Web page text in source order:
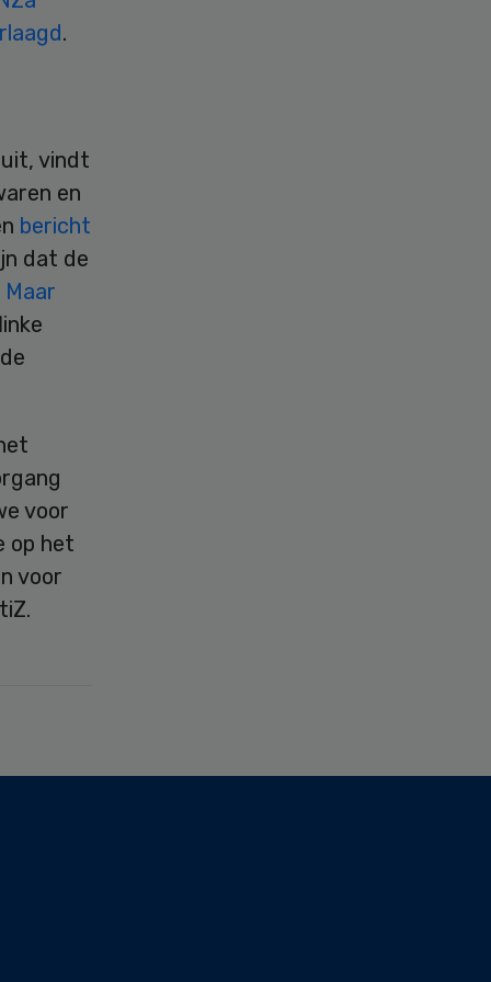
.
vindt
en
bericht
dat de
Maar
voor
op het
voor